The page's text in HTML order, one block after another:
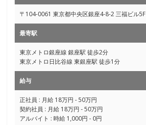
〒104-0061 東京都中央区銀座4-8-2 三福ビル5F
最寄駅
東京メトロ銀座線 銀座駅 徒歩2分
東京メトロ日比谷線 東銀座駅 徒歩1分
給与
正社員 : 月給 18万円 - 50万円
契約社員 : 月給 18万円 - 50万円
アルバイト : 時給 1,000円 - 0円